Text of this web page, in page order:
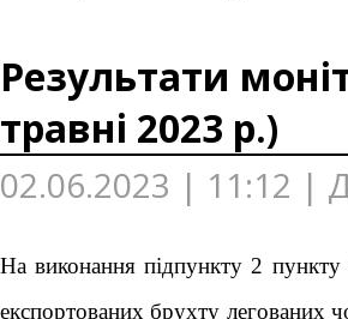
Результати
травні 2023 р.)
02.06.2023 | 11:12 |
На виконання підпункту 2
експортованих брухту легованих